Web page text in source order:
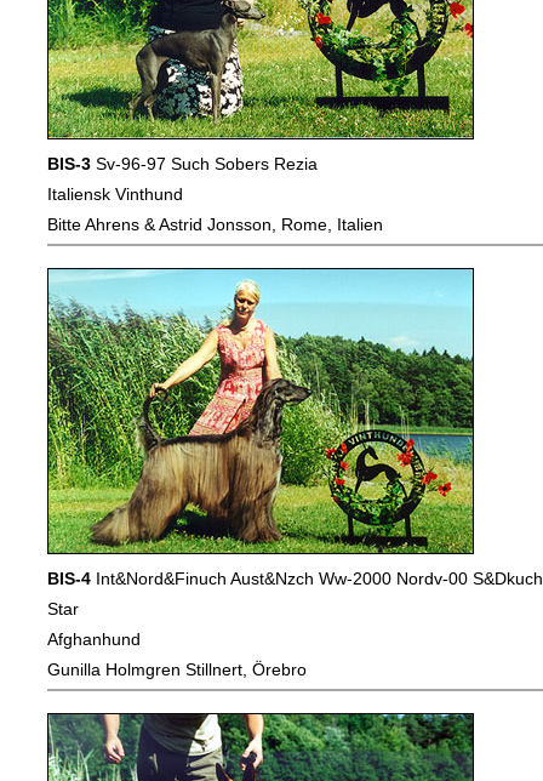
BIS-3 Sv-96-97 Such Sobers Rezia
Italiensk Vinthund
Bitte Ahrens & Astrid Jonsson, Rome, Italien
BIS-4 Int&Nord&Finuch Aust&Nzch Ww-2000 Nordv-00
Star
Afghanhund
Gunilla Holmgren Stillnert, Örebro